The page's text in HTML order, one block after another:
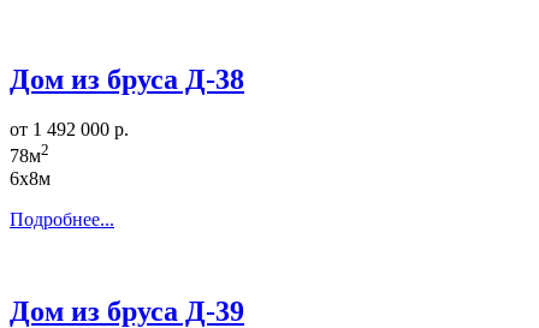
Дом из бруса Д-38
от 1 492 000 р.
78м2
6х8м
Подробнее...
Дом из бруса Д-39